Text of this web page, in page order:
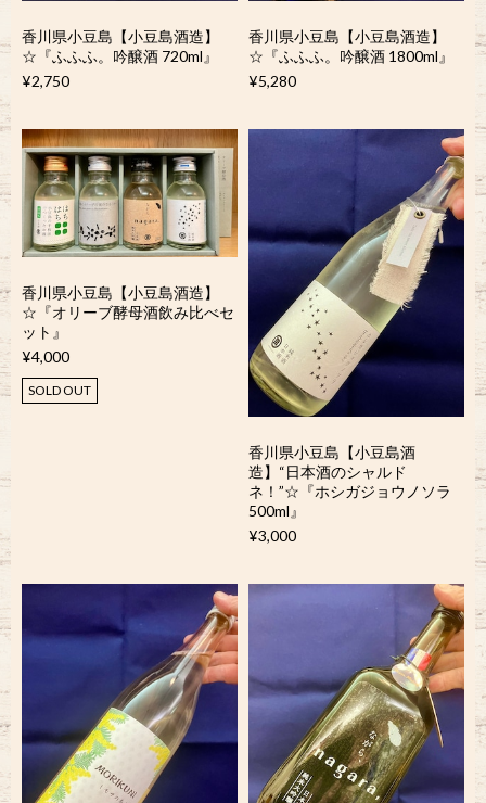
香川県小豆島【小豆島酒造】
☆『ふふふ。吟醸酒 720ml』
¥2,750
香川県小豆島【小豆島酒造】
☆『ふふふ。吟醸酒 1800ml』
¥5,280
香川県小豆島【小豆島酒造】
☆『オリーブ酵母酒飲み比べセ
ット』
¥4,000
SOLD OUT
香川県小豆島【小豆島酒
造】“日本酒のシャルド
ネ！”☆『ホシガジョウノソラ
500ml』
¥3,000